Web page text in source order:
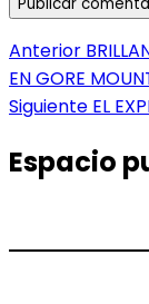
de
Anterior
EN GORE
Siguiente EL
Espacio